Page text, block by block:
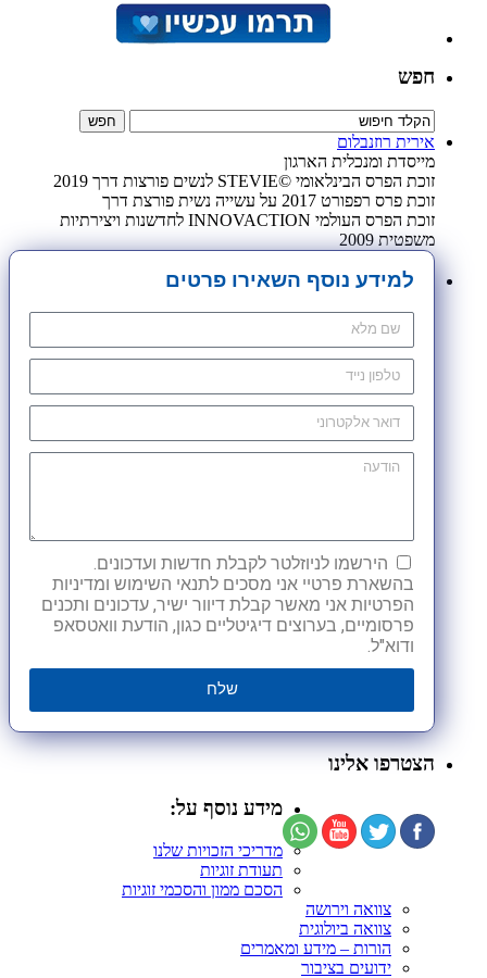
חפש
אירית רוזנבלום
מייסדת ומנכלית הארגון
זוכת הפרס הבינלאומי ©STEVIE לנשים פורצות דרך 2019
זוכת פרס רפפורט 2017 על עשייה נשית פורצת דרך
זוכת הפרס העולמי INNOVACTION לחדשנות ויצירתיות
משפטית 2009
למידע נוסף השאירו פרטים
הירשמו לניוזלטר לקבלת חדשות ועדכונים.
בהשארת פרטיי אני מסכים לתנאי השימוש ומדיניות
הפרטיות אני מאשר קבלת דיוור ישיר, עדכונים ותכנים
פרסומיים, בערוצים דיגיטליים כגון, הודעת וואטסאפ
ודוא"ל.
שלח
הצטרפו אלינו
מידע נוסף על:
מדריכי הזכויות שלנו
תעודת זוגיות
הסכם ממון והסכמי זוגיות
צוואה וירושה
צוואה ביולוגית
הורות – מידע ומאמרים
ידועים בציבור